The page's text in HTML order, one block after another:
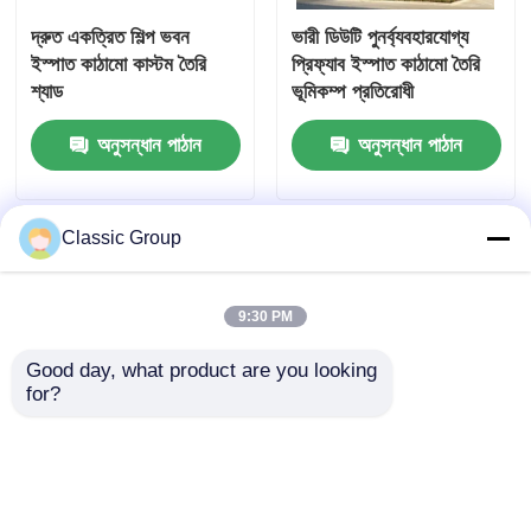
দ্রুত একত্রিত শিল্প ভবন
ইস্পাত কাঠামো কাস্টম তৈরি
শ্যাড
অনুসন্ধান পাঠান
ভারী ডিউটি ​​পুনর্ব্যবহারযোগ্য
প্রিফ্যাব ইস্পাত কাঠামো তৈরি
ভূমিকম্প প্রতিরোধী
অনুসন্ধান পাঠান
Classic Group
9:30 PM
Good day, what product are you looking
for?